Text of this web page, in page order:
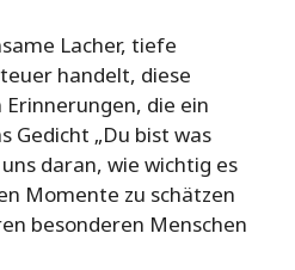
Lacher, tiefe
handelt, diese
die ein
Gedicht „Du bist was
daran, wie wichtig es
Momente zu schätzen
besonderen Menschen